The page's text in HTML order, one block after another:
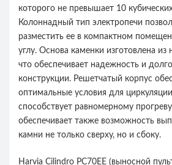
которого не превышает 10
Колоннадный тип электропечи
разместить ее в компактном
углу. Основа каменки изготовлена
что обеспечивает надежность и
конструкции. Решетчатый корпус
оптимальные условия для
способствует равномерному
обеспечивает также возможность
камни не только сверху, но и сбоку.
Harvia Cilindro PC70EE (выносной